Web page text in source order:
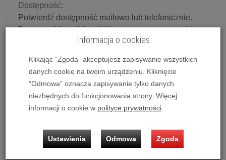
Dostępność:
Potwierdź dostępność mailowo lub telefonicznie.
Dostępność produktu deklarowana w magazynie
Powiadom o dostępności
Historia ceny
Najniższa cena 30 dni przed obniżką: 170,05 zł brutto
Informacja o cookies
Klikając “Zgoda” akceptujesz zapisywanie wszystkich
danych cookie na twoim urządzeniu. Kliknięcie
“Odmowa” oznacza zapisywanie tylko danych
niezbędnych do funkcjonowania strony. Więcej
informacji o cookie w polityce prywatności.
Ustawienia Odmowa Zgoda